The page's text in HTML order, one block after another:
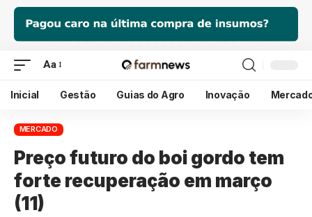
Aa
Inicial Gestão Guias do Agro Inovação
MERCADO
Preço futuro do boi gordo tem
forte recuperação em março
(11)